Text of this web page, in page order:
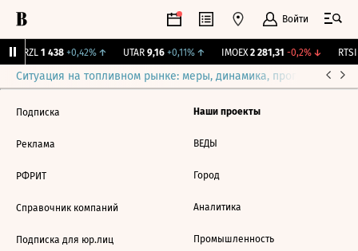
Войти
BRZL 1 438 +0,42%↑ UTAR 9,16 +0,11%↑ IMOEX 2 281,31 -0,2%↓ RTSI
Ситуация на топливном рынке: меры, динамика, прогнозы
Подписка
Реклама
РФРИТ
Справочник компаний
Подписка для юр.лиц
Наши проекты
ВЕДЫ
Город
Аналитика
Промышленность